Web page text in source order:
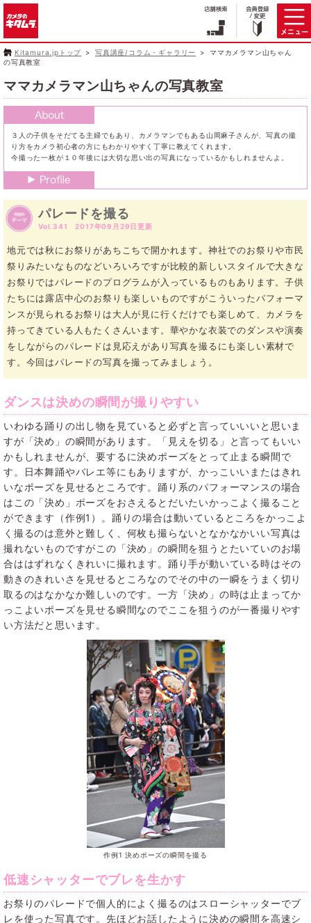
Kitamura.jpトップ 写真講座/コラム・ギャラリー
ママカメラマン山ちゃん
の写真教室
ママカメラマン山ちゃんの写真教室
３人の子供をそだてる主婦でもあり、カメラマンでもある山岡麻子さんが、写真の撮
り方をカメラ初心者の方にもわかりやすく丁寧に教えてくれます。
今撮った一枚が１０年後には大切な思い出の写真になっているかもしれませんよ。
パレードを撮る
Vol.341 2017年09月29日更新
地元では秋にお祭りがあちこちで開かれます。神社でのお祭りや市民
祭りみたいなものなどいろいろですが比較的新しいスタイルで大きな
お祭りではパレードのプログラムが入っているものもあります。子供
たちには露店中心のお祭りも楽しいものですがこういったパフォーマ
ンスが見られるお祭りは大人が見に行くだけでも楽しめて、カメラを
持ってきている人もたくさんいます。華やかな衣装でのダンスや演奏
をしながらのパレードは見応えがあり写真を撮るにも楽しい素材で
す。今回はパレードの写真を撮ってみましょう。
ダンスは決めの瞬間が撮りやすい
いわゆる踊りの出し物を見ていると必ずと言っていいいと思いま
すが「決め」の瞬間があります。「見えを切る」と言ってもいい
かもしれませんが、要するに決めポーズをとって止まる瞬間で
す。日本舞踊やバレエ等にもありますが、かっこいいまたはきれ
いなポーズを見せるところです。踊り系のパフォーマンスの場合
はこの「決め」ポーズをおさえるとだいたいかっこよく撮ること
ができます（作例1）。踊りの場合は動いているところをかっこよ
く撮るのは意外と難しく、何枚も撮らないとなかなかいい写真は
撮れないものですがこの「決め」の瞬間を狙うとたいていのお場
合ははずれなくきれいに撮れます。踊り手が動いている時はその
動きのきれいさを見せるところなのでその中の一瞬をうまく切り
取るのはなかなか難しいのです。一方「決め」の時は止まってか
っこよいポーズを見せる瞬間なのでここを狙うのが一番撮りやす
い方法だと思います。
作例1 決めポーズの瞬間を撮る
低速シャッターでブレを生かす
お祭りのパレードで個人的によく撮るのはスローシャッターでブ
レを使った写真です。先ほどお話したように決めの瞬間を高速シ